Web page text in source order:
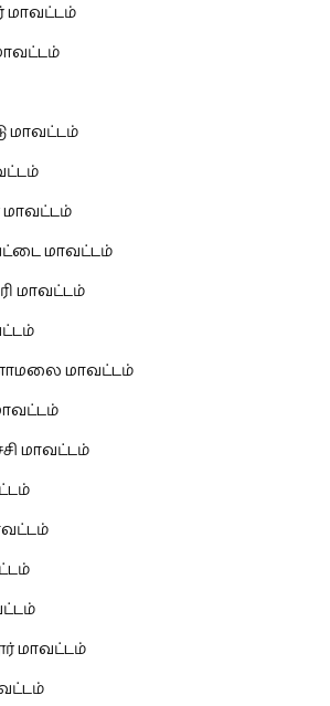
மாவட்டம்
மாவட்டம்
மாவட்டம்
மாவட்டம்
மாவட்டம்
மாவட்டம்
மாவட்டம்
மாவட்டம்